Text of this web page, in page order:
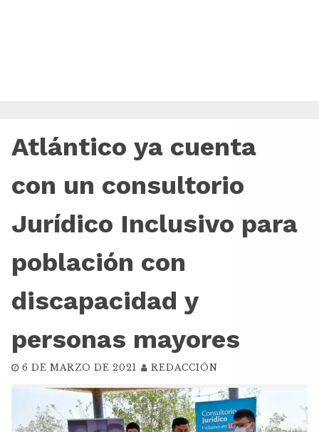
Atlántico ya cuenta
con un consultorio
Jurídico Inclusivo para
población con
discapacidad y
personas mayores
6 DE MARZO DE 2021 REDACCIÓN